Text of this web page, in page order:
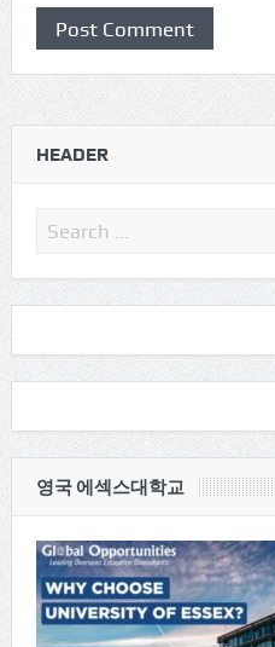
HEADER
영국 에섹스대학교